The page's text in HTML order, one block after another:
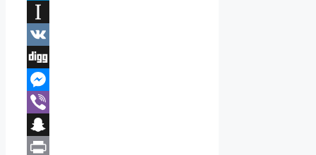
Instapaper
VK
Digg
Messenger
Viber
Snapchat